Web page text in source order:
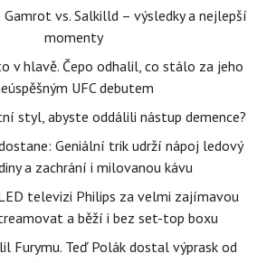
Gamrot vs. Salkilld – výsledky a nejlepší
momenty
v hlavě. Čepo odhalil, co stálo za jeho
UFC debutem
styl, abyste oddálili nástup demence?
Geniální trik udrží nápoj ledový
a zachrání i milovanou kávu
televizi Philips za velmi zajímavou
a běží i bez set-top boxu
Furymu. Teď Polák dostal výprask od